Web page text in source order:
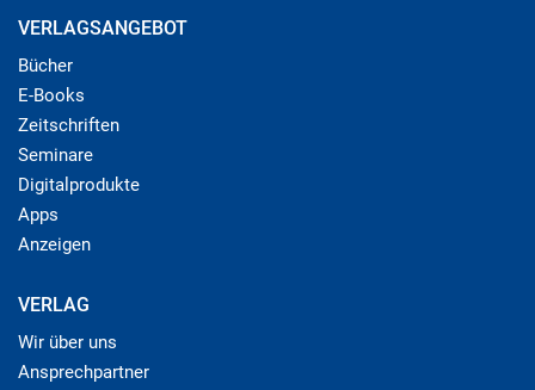
VERLAGSANGEBOT
Bücher
E-Books
Zeitschriften
Seminare
Digitalprodukte
Apps
Anzeigen
VERLAG
Wir über uns
Ansprechpartner